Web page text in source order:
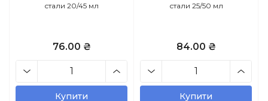
стали 20/45 мл
76.00 ₴
Купити
стали 25/50 мл
84.00 ₴
Купити